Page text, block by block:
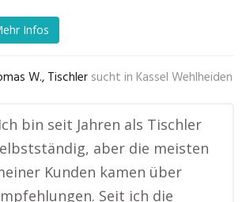
Infos
W., Tischler sucht in Kassel Wehlheiden
bin seit Jahren als Tischler
aber die meisten
Kunden kamen über
Seit ich die